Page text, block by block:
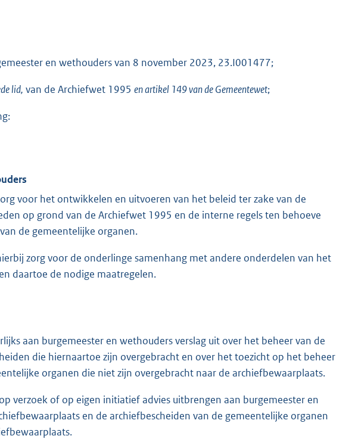
en wethouders van 8 november 2023, 23.I001477;
lid, van de Archiefwet 1995 en artikel 149 van de Gemeentewet;
voor het ontwikkelen en uitvoeren van het beleid ter zake van de
op grond van de Archiefwet 1995 en de interne regels ten behoeve
de gemeentelijke organen.
zorg voor de onderlinge samenhang met andere onderdelen van het
daartoe de nodige maatregelen.
aan burgemeester en wethouders verslag uit over het beheer van de
die hiernaartoe zijn overgebracht en over het toezicht op het beheer
organen die niet zijn overgebracht naar de archiefbewaarplaats.
verzoek of op eigen initiatief advies uitbrengen aan burgemeester en
en de archiefbescheiden van de gemeentelijke organen